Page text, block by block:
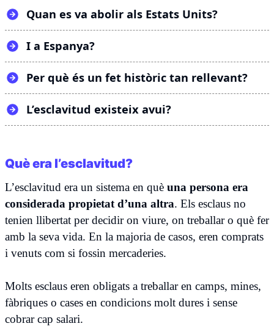
Quan es va abolir als Estats Units?
I a Espanya?
Per què és un fet històric tan rellevant?
L’esclavitud existeix avui?
Què era l’esclavitud?
L’esclavitud era un sistema en què una persona era
considerada propietat d’una altra. Els esclaus no
tenien llibertat per decidir on viure, on treballar o què fer
amb la seva vida. En la majoria de casos, eren comprats
i venuts com si fossin mercaderies.
Molts esclaus eren obligats a treballar en camps, mines,
fàbriques o cases en condicions molt dures i sense
cobrar cap salari.